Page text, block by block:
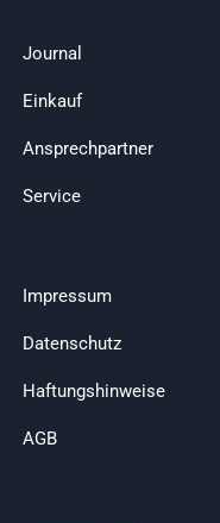
Journal
Einkauf
Ansprechpartner
Service
Impressum
Datenschutz
Haftungshinweise
AGB